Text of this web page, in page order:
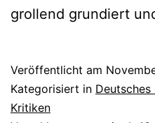
grollend grundiert
Veröffentlicht am
Kategorisiert in Deutsches
Kritiken